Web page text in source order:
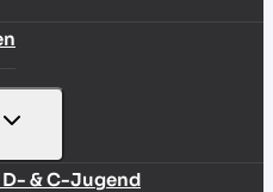
UNTERMENÜ
& C-Jugend